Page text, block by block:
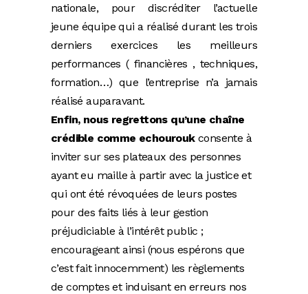
nationale, pour discréditer l’actuelle
jeune équipe qui a réalisé durant les trois
derniers exercices les meilleurs
performances ( financières , techniques,
formation…) que l’entreprise n’a jamais
réalisé auparavant.
Enfin, nous regrettons qu’une chaîne
crédible comme echouroukconsente à
inviter sur ses plateaux des personnes
ayant eu maille à partir avec la justice et
qui ont été révoquées de leurs postes
pour des faits liés à leur gestion
préjudiciable à l’intérêt public ;
encourageant ainsi (nous espérons que
c’est fait innocemment) les règlements
de comptes et induisant en erreurs nos